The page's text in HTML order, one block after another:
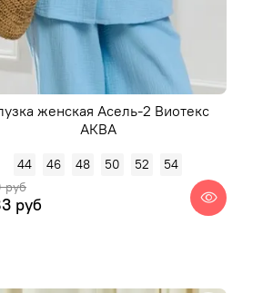
женская Асель-2 Виотекс
АКВА
44 46 48 50 52
54
руб
руб